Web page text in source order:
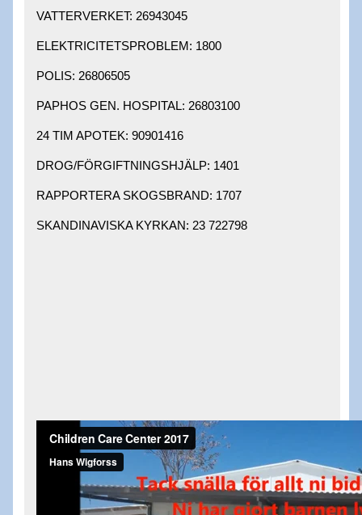
VATTERVERKET: 26943045 ​
ELEKTRICITETSPROBLEM: 1800 ​
POLIS: 26806505 ​
PAPHOS GEN. HOSPITAL: 26803100 ​
24 TIM APOTEK: 90901416 ​
DROG/FÖRGIFTNINGSHJÄLP: 1401 ​
RAPPORTERA SKOGSBRAND: 1707 ​
SKANDINAVISKA KYRKAN: 23 722798 ​